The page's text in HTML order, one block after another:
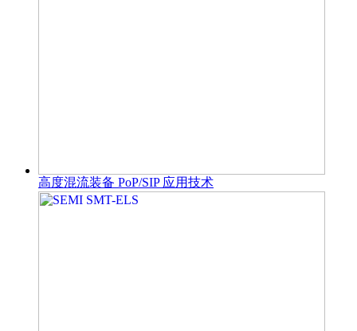
高度混流装备 PoP/SIP 应用技术